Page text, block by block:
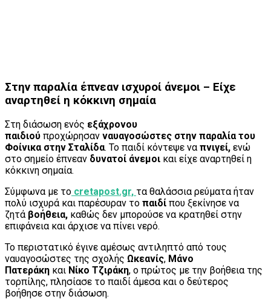
Στην παραλία έπνεαν ισχυροί άνεμοι – Είχε
αναρτηθεί η κόκκινη σημαία
Στη διάσωση ενός εξάχρονου
παιδιού προχώρησαν ναυαγοσώστες στην παραλία του
Φοίνικα στην Σταλίδα. Το παιδί κόντεψε να πνιγεί, ενώ
στο σημείο έπνεαν δυνατοί άνεμοι και είχε αναρτηθεί η
κόκκινη σημαία.
Σύμφωνα με το cretapost.gr, τα θαλάσσια ρεύματα ήταν
πολύ ισχυρά και παρέσυραν το παιδί που ξεκίνησε να
ζητά βοήθεια, καθώς δεν μπορούσε να κρατηθεί στην
επιφάνεια και άρχισε να πίνει νερό.
Το περιστατικό έγινε αμέσως αντιληπτό από τους
ναυαγοσώστες της σχολής Ωκεανίς, Μάνο
Πατεράκη και Νίκο Τζιράκη, ο πρώτος με την βοήθεια της
τορπίλης, πλησίασε το παιδί άμεσα και ο δεύτερος
βοήθησε στην διάσωση.